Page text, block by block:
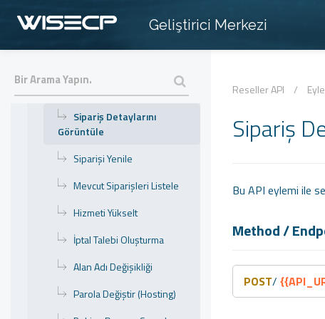
Geliştirici Merkezi
Sipariş Oluştur
Sipariş Detaylarını
Görüntüle
Siparişi Yenile
Mevcut Siparişleri Listele
Hizmeti Yükselt
İptal Talebi Oluşturma
Alan Adı Değişikliği
Parola Değiştir (Hosting)
Reseller API /
Sipariş
Bu API eylemi ile
Method /
POST/